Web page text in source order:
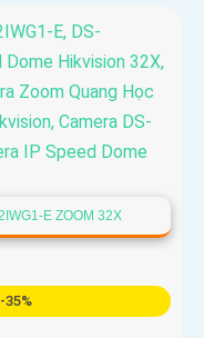
E ZOOM 32X
35%